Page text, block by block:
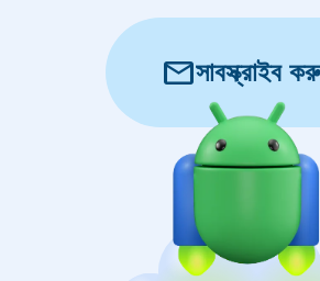
mailসাবস্ক্রাইব